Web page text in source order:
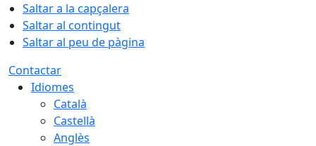
Saltar a la capçalera
Saltar al contingut
Saltar al peu de pàgina
Contactar
Idiomes
Català
Castellà
Anglès